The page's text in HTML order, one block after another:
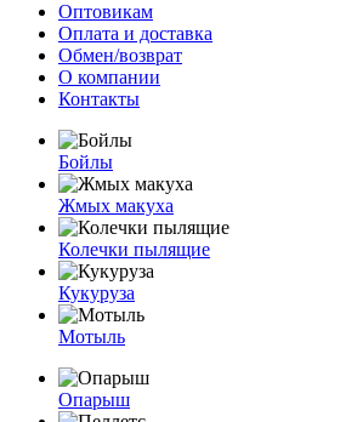
Оптовикам
Оплата и доставка
Обмен/возврат
О компании
Контакты
Бойлы
Жмых макуха
Колечки пылящие
Кукуруза
Мотыль
Опарыш